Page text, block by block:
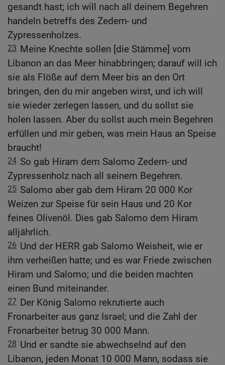
gesandt hast; ich will nach all deinem Begehren
handeln betreffs des Zedern- und
Zypressenholzes.
23 Meine Knechte sollen [die Stämme] vom
Libanon an das Meer hinabbringen; darauf will ich
sie als Flöße auf dem Meer bis an den Ort
bringen, den du mir angeben wirst, und ich will
sie wieder zerlegen lassen, und du sollst sie
holen lassen. Aber du sollst auch mein Begehren
erfüllen und mir geben, was mein Haus an Speise
braucht!
24 So gab Hiram dem Salomo Zedern- und
Zypressenholz nach all seinem Begehren.
25 Salomo aber gab dem Hiram 20 000 Kor
Weizen zur Speise für sein Haus und 20 Kor
feines Olivenöl. Dies gab Salomo dem Hiram
alljährlich.
26 Und der HERR gab Salomo Weisheit, wie er
ihm verheißen hatte; und es war Friede zwischen
Hiram und Salomo; und die beiden machten
einen Bund miteinander.
27 Der König Salomo rekrutierte auch
Fronarbeiter aus ganz Israel; und die Zahl der
Fronarbeiter betrug 30 000 Mann.
28 Und er sandte sie abwechselnd auf den
Libanon, jeden Monat 10 000 Mann, sodass sie